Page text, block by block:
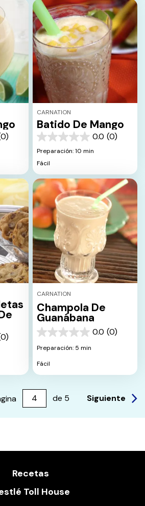
CARNATION
Batido De Mango
0.0 (0)
0.0
de
estrellas.
Preparación: 10 min
Fácil
CARNATION
Champola De
Guanábana
0.0 (0)
0.0
de
estrellas.
Preparación: 5 min
Fácil
de 5 Siguiente
Recetas
Toll House